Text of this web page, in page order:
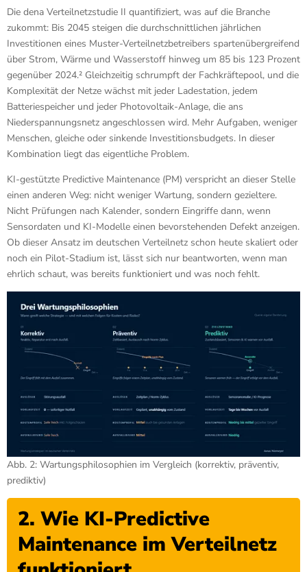
Die dena Verteilnetzstudie II quantifiziert, was auf die Branche
zukommt: Bis 2045 steigen die durchschnittlichen jährlichen
Investitionen eines Muster-Verteilnetzbetreibers spartenübergreifend
über Strom, Wärme und Wasserstoff hinweg um 85 bis 123 Prozent
gegenüber 2024.² Gleichzeitig schrumpft der Fachkräftepool, und die
Komplexität der Netze wächst mit jeder Ladestation, jedem
Batteriespeicher und jeder Photovoltaik-Anlage, die ans
Niederspannungsnetz angeschlossen wird. Mehr Aufgaben, weniger
Menschen, gleiche oder sinkende Investitionsbudgets. In dieser
Kombination liegt das eigentliche Problem.
KI-gestützte Predictive Maintenance (PM) verspricht an dieser Stelle
einen anderen Weg: nicht weniger Wartung, sondern gezieltere.
Nicht Prüfungen nach Kalender, sondern Eingriffe dann, wenn
Sensordaten und KI-Modelle einen bevorstehenden Defekt anzeigen.
Ob dieser Ansatz im deutschen Verteilnetz schon heute skaliert oder
noch ein Pilot-Stadium ist, lässt sich nur beantworten, wenn man
ehrlich schaut, was bereits funktioniert und was noch fehlt.
Abb. 2: Wartungsphilosophien im Vergleich (korrektiv, präventiv,
prediktiv)
2. Wie KI-Predictive
Maintenance im Verteilnetz